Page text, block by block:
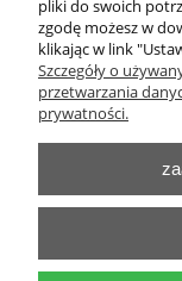
pliki do swoich
zgodę możesz w
klikając w link
Szczegóły o
przetwarzania
prywatności.